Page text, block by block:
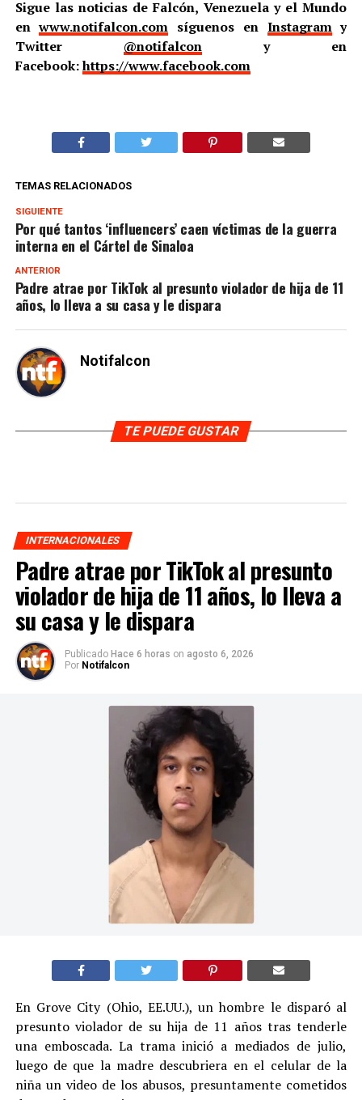
Sigue las noticias de Falcón, Venezuela y el Mundo
enwww.notifalcon.com síguenos en Instagramy
Twitter @notifalcony en
Facebook:https://www.facebook.com
TEMAS RELACIONADOS
SIGUIENTE
Por qué tantos ‘influencers’ caen víctimas de la guerra
interna en el Cártel de Sinaloa
ANTERIOR
Padre atrae por TikTok al presunto violador de hija de 11
años, lo lleva a su casa y le dispara
Notifalcon
TE PUEDE GUSTAR
INTERNACIONALES
Padre atrae por TikTok al presunto
violador de hija de 11 años, lo lleva a
su casa y le dispara
Publicado Hace 6 horas on agosto 6, 2026
Por Notifalcon
En Grove City (Ohio, EE.UU.), un hombre le disparó al
presunto violador de su hija de 11 años tras tenderle
una emboscada. La trama inició a mediados de julio,
luego de que la madre descubriera en el celular de la
niña un video de los abusos, presuntamente cometidos